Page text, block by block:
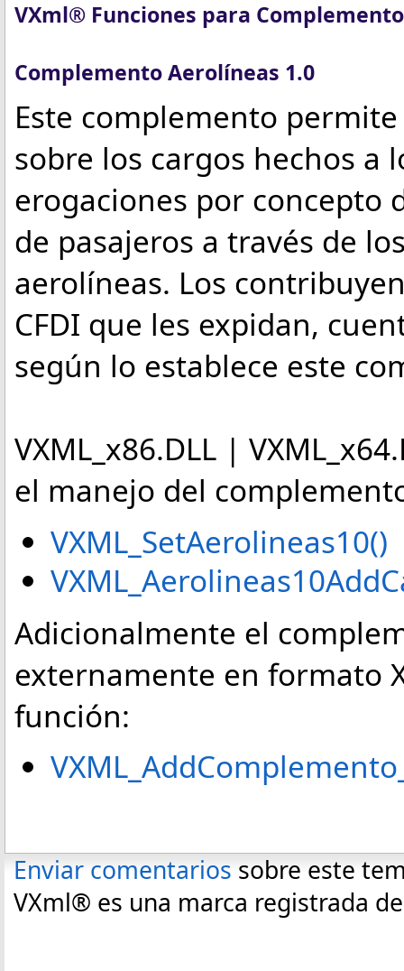
VXml® Funciones para
Complemento Aerolíneas 1.0
Este complemento
sobre los cargos hechos a
erogaciones por concepto
de pasajeros a través de
aerolíneas. Los
CFDI que les expidan,
según lo establece este
VXML_x86.DLL |
el manejo del
VXML_SetAerolineas10()
Adicionalmente el
externamente en formato
función:
Enviar comentarios sobre este
VXml® es una marca registrada